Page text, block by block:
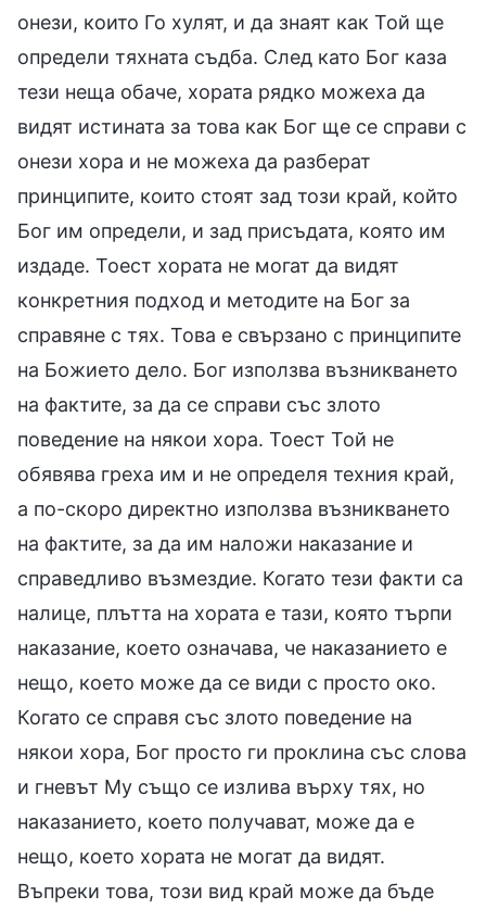
онези, които Го хулят, и да знаят как Той ще
определи тяхната съдба. След като Бог каза
тези неща обаче, хората рядко можеха да
видят истината за това как Бог ще се справи с
онези хора и не можеха да разберат
принципите, които стоят зад този край, който
Бог им определи, и зад присъдата, която им
издаде. Тоест хората не могат да видят
конкретния подход и методите на Бог за
справяне с тях. Това е свързано с принципите
на Божието дело. Бог използва възникването
на фактите, за да се справи със злото
поведение на някои хора. Тоест Той не
обявява греха им и не определя техния край,
а по-скоро директно използва възникването
на фактите, за да им наложи наказание и
справедливо възмездие. Когато тези факти са
налице, плътта на хората е тази, която търпи
наказание, което означава, че наказанието е
нещо, което може да се види с просто око.
Когато се справя със злото поведение на
някои хора, Бог просто ги проклина със слова
и гневът Му също се излива върху тях, но
наказанието, което получават, може да е
нещо, което хората не могат да видят.
Въпреки това, този вид край може да бъде